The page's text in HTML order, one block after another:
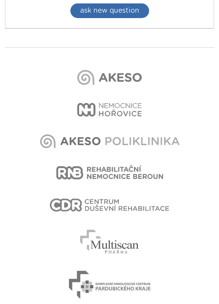
ask new question